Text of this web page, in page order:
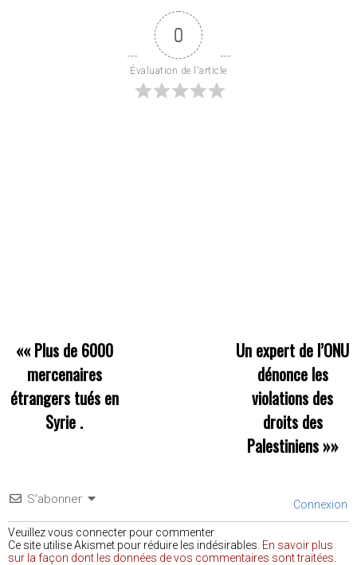
0
Évaluation de l'article
«« Plus de 6000
mercenaires
étrangers tués en
Syrie .
Un expert de l’ONU
dénonce les
violations des
droits des
Palestiniens»»
S’abonner Connexion
Veuillez vous connecter pour commenter
Ce site utilise Akismet pour réduire les indésirables. En savoir plus
sur la façon dont les données de vos commentaires sont traitées